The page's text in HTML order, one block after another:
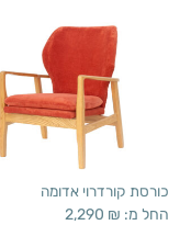
כורסת קורדרוי אדומה
החל מ: 2,290 ₪